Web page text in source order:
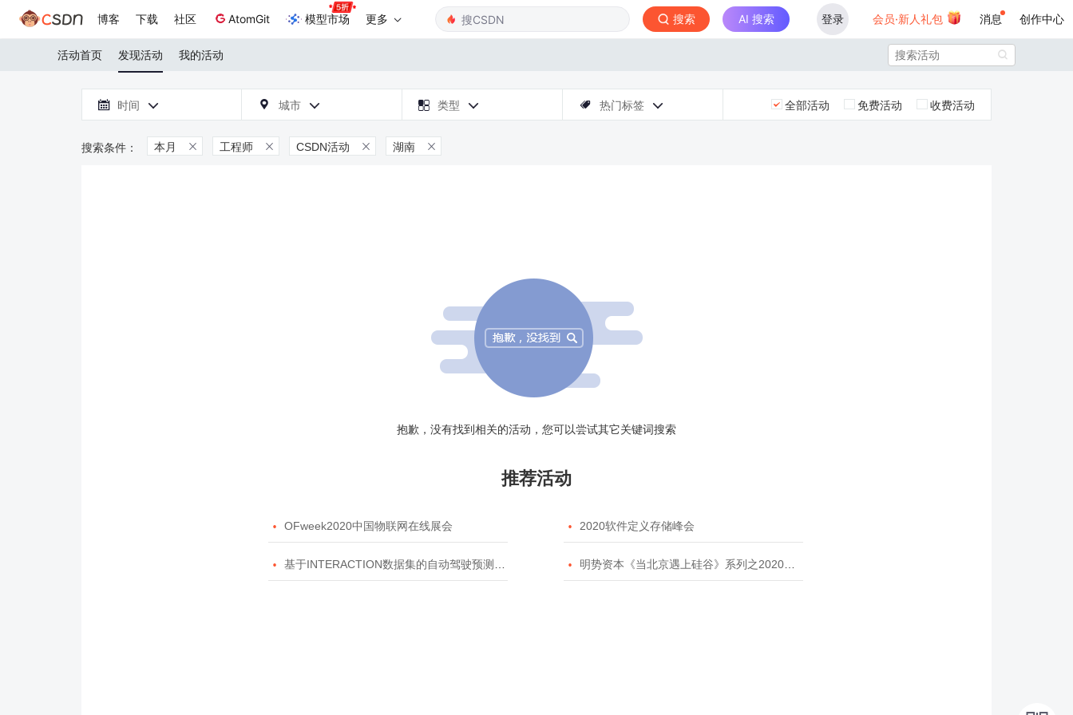
博客 下载 社区 AtomGit 模型市场 更多 搜索 AI 搜索 登录 会员·新人礼包 消息 创作中心
活动首页 发现活动 我的活动 
 时间   城市   类型   热门标签  全部活动 免费活动 收费活动
本月  工程师  CSDN活动  湖南 
抱歉，没有找到相关的活动，您可以尝试其它关键词搜索
推荐活动
 OFweek2020中国物联网在线展会  2020软件定义存储峰会
 基于INTERACTION数据集的自动驾驶预测模型挑战赛  明势资本《当北京遇上硅谷》系列之2020年度开源峰会